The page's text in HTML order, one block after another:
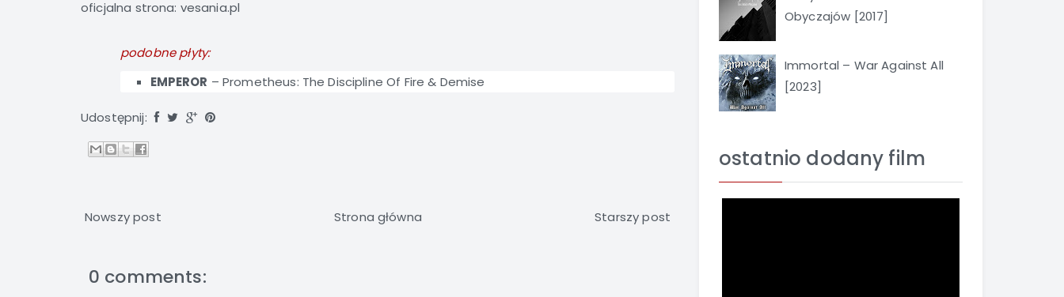
oficjalna strona: vesania.pl
podobne płyty:
EMPEROR –Prometheus: The Discipline Of Fire & Demise
Udostępnij:
Nowszy post Starszy post
Strona główna
0 comments:
Obyczajów [2017]
Immortal – War Against All
[2023]
ostatnio dodany film